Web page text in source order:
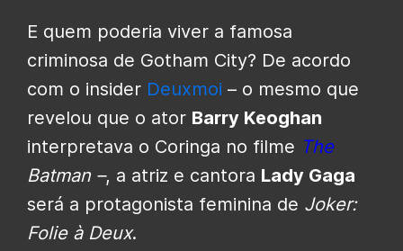
E quem poderia viver a famosa
criminosa de Gotham City? De acordo
com o insider Deuxmoi – o mesmo que
revelou que o ator Barry Keoghan
interpretava o Coringa no filme The
Batman –, a atriz e cantora Lady Gaga
será a protagonista feminina de Joker:
Folie à Deux.